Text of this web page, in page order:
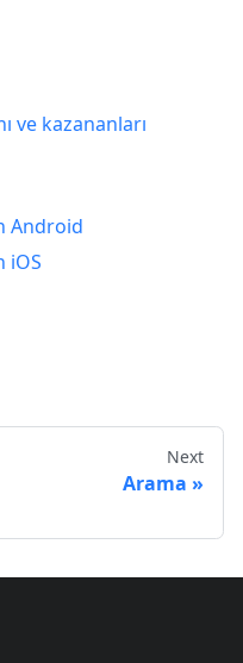
ve kazananları
Android
iOS
Next
Arama